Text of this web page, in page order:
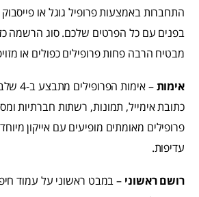
התחברות באמצעות פרופיל גוגל או
בפנים עם כל הפרטים שלכם. סוג הרשמה
מבטיח הרבה פחות פרופילים כפולים או
אימות
– אימות
כתובת אימייל, תמונות, רשתות חברתיות
פרופילים מאומתים מופיעים עם אייקון
עדיפות.
רושם ראשוני – במבט ראשוני על עמוד